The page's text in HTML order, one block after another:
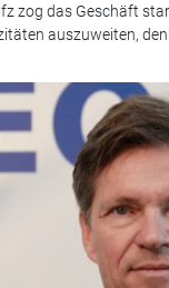
zog das Geschäft
auszuweiten,